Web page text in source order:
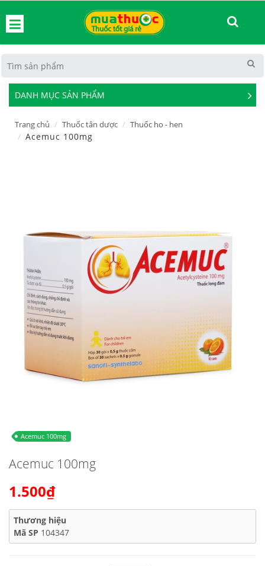
DANH MỤC SẢN PHẨM
See
Trang chủ Thuốc tân dược Thuốc ho - hen
Acemuc 100mg
Acemuc 100mg
Acemuc 100mg
1.500₫
Thương hiệu
Mã SP 104347